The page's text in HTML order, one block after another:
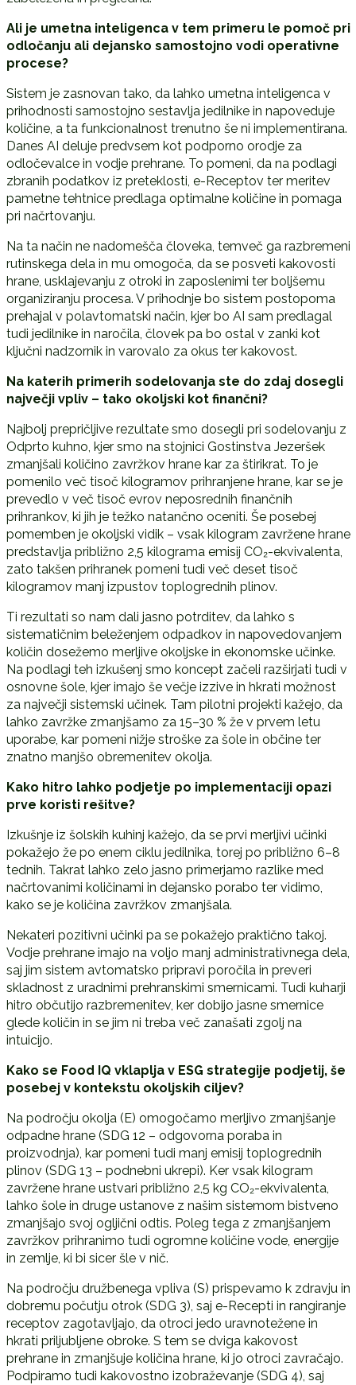
Ali je umetna inteligenca v tem primeru le pomočpri
odločanju ali dejansko samostojno vodi operativne
procese?
Sistem je zasnovan tako, da lahko umetna inteligenca v
prihodnosti samostojno sestavlja jedilnike in napoveduje
količine, a ta funkcionalnost trenutno še ni implementirana.
Danes AI deluje predvsem kot podporno orodje za
odločevalce in vodje prehrane. To pomeni, da na podlagi
zbranih podatkov iz preteklosti, e-Receptov ter meritev
pametne tehtnice predlaga optimalne količine in pomaga
pri načrtovanju.
Na ta način ne nadomešča človeka, temveč ga razbremeni
rutinskega dela in mu omogoča, da se posveti kakovosti
hrane, usklajevanju z otroki in zaposlenimi ter boljšemu
organiziranju procesa. V prihodnje bo sistem postopoma
prehajal v polavtomatski način, kjer bo AI sam predlagal
tudi jedilnike in naročila, človek pa bo ostal v zanki kot
ključni nadzornik in varovalo za okus ter kakovost.
Na katerih primerih sodelovanja ste do zdaj dosegli
največji vpliv – tako okoljski kot finančni?
Najbolj prepričljive rezultate smo dosegli pri sodelovanju z
Odprto kuhno, kjer smo na stojnici Gostinstva Jezeršek
zmanjšali količino zavržkov hrane kar za štirikrat. To je
pomenilo več tisoč kilogramov prihranjene hrane, kar se je
prevedlo v več tisoč evrov neposrednih finančnih
prihrankov, ki jih je težko natančno oceniti. Še posebej
pomemben je okoljski vidik – vsak kilogram zavržene hrane
predstavlja približno 2,5 kilograma emisij CO₂-ekvivalenta,
zato takšen prihranek pomeni tudi več deset tisoč
kilogramov manj izpustov toplogrednih plinov.
Ti rezultati so nam dali jasno potrditev, da lahko s
sistematičnim beleženjem odpadkov in napovedovanjem
količin dosežemo merljive okoljske in ekonomske učinke.
Na podlagi teh izkušenj smo koncept začeli razširjati tudi v
osnovne šole, kjer imajo še večje izzive in hkrati možnost
za največji sistemski učinek. Tam pilotni projekti kažejo, da
lahko zavržke zmanjšamo za 15–30 % že v prvem letu
uporabe, kar pomeni nižje stroške za šole in občine ter
znatno manjšo obremenitev okolja.
Kako hitro lahko podjetje po implementaciji opazi
prve koristi rešitve?
Izkušnje iz šolskih kuhinj kažejo, da se prvi merljivi učinki
pokažejo že po enem ciklu jedilnika, torej po približno 6–8
tednih. Takrat lahko zelo jasno primerjamo razlike med
načrtovanimi količinami in dejansko porabo ter vidimo,
kako se je količina zavržkov zmanjšala.
Nekateri pozitivni učinki pa se pokažejo praktično takoj.
Vodje prehrane imajo na voljo manj administrativnega dela,
saj jim sistem avtomatsko pripravi poročila in preveri
skladnost z uradnimi prehranskimi smernicami. Tudi kuharji
hitro občutijo razbremenitev, ker dobijo jasne smernice
glede količin in se jim ni treba več zanašati zgolj na
intuicijo.
Kako se Food IQ vklaplja v ESG strategije podjetij, še
posebej v kontekstu okoljskih ciljev?
Na področju okolja (E) omogočamo merljivo zmanjšanje
odpadne hrane (SDG 12 – odgovorna poraba in
proizvodnja), kar pomeni tudi manj emisij toplogrednih
plinov (SDG 13 – podnebni ukrepi). Ker vsak kilogram
zavržene hrane ustvari približno 2,5 kg CO₂-ekvivalenta,
lahko šole in druge ustanove z našim sistemom bistveno
zmanjšajo svoj ogljični odtis. Poleg tega z zmanjšanjem
zavržkov prihranimo tudi ogromne količine vode, energije
in zemlje, ki bi sicer šle v nič.
Na področju družbenega vpliva (S) prispevamo k zdravju in
dobremu počutju otrok (SDG 3), saj e-Recepti in rangiranje
receptov zagotavljajo, da otroci jedo uravnotežene in
hkrati priljubljene obroke. S tem se dviga kakovost
prehrane in zmanjšuje količina hrane, ki jo otroci zavračajo.
Podpiramo tudi kakovostno izobraževanje (SDG 4), saj